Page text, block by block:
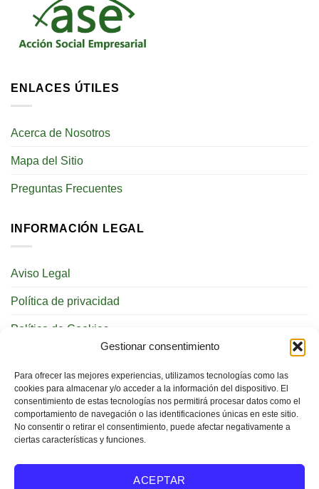
Gestionar consentimiento
Para ofrecer las mejores experiencias, utilizamos tecnologías como las
cookies para almacenar y/o acceder a la información del dispositivo. El
consentimiento de estas tecnologías nos permitirá procesar datos como el
comportamiento de navegación o las identificaciones únicas en este sitio.
No consentir o retirar el consentimiento, puede afectar negativamente a
ciertas características y funciones.
ACEPTAR
ENLACES ÚTILES
Acerca de Nosotros
Mapa del Sitio
Preguntas Frecuentes
INFORMACIÓN LEGAL
Aviso Legal
Política de privacidad
Política de Cookies